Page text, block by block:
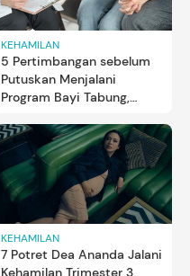
KEHAMILAN
5 Pertimbangan sebelum
Putuskan Menjalani
Program Bayi Tabung,
KEHAMILAN
7 Potret Dea Ananda Jalani
Kehamilan Trimester 3,